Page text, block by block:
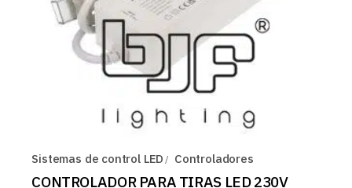
Sistemas de control LED Controladores
CONTROLADOR PARA TIRAS LED 230V